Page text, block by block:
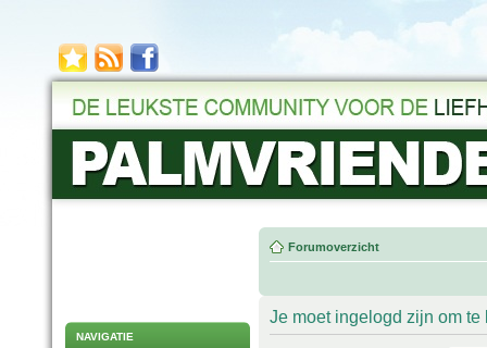
NAVIGATIE
Forumoverzicht
Je moet ingelogd zijn om